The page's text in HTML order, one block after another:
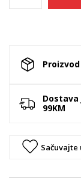
99KM
Sačuvajte